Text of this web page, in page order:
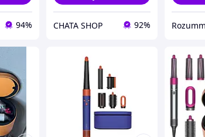
94% CHATA SHOP 92%